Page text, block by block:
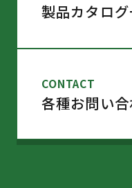
お電話
本社営業部
製品カタロ
CONTACT
各種お問い